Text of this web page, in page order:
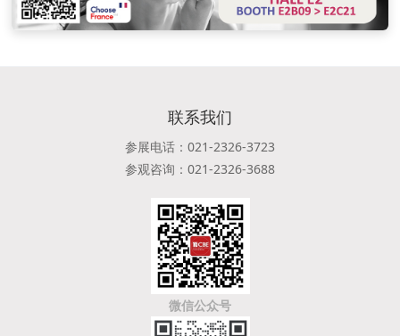
联系我们
参展电话：021-2326-3723
参观咨询：021-2326-3688
微信公众号